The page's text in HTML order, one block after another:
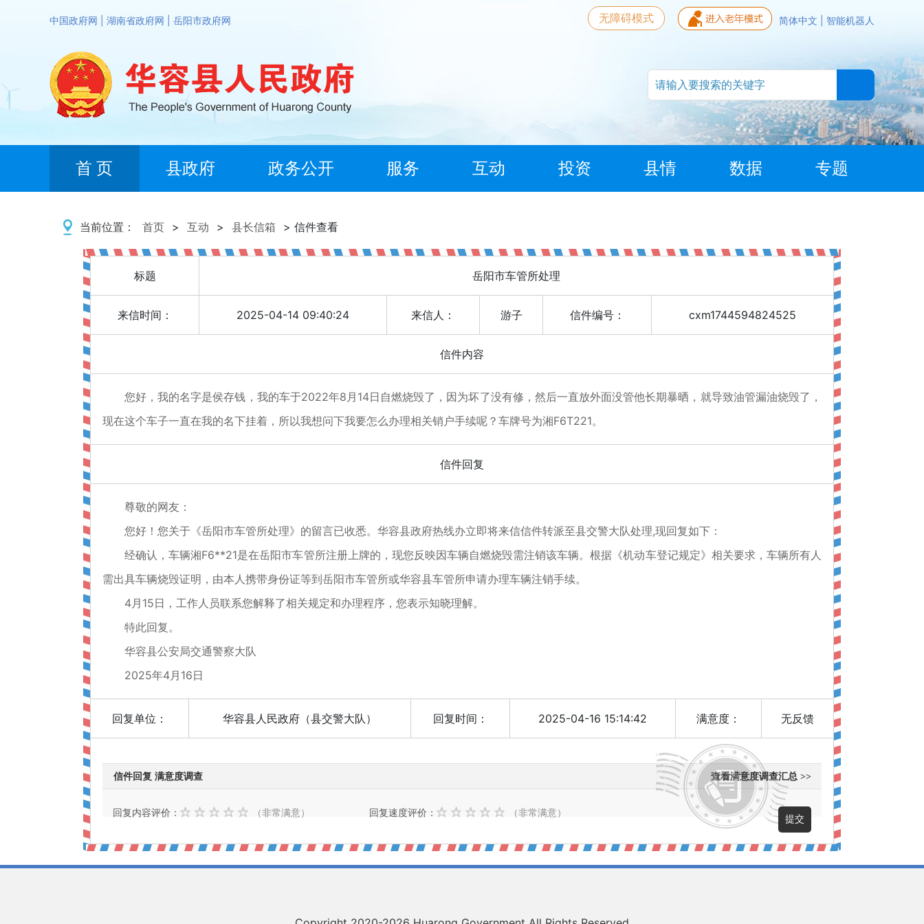
中国政府网 湖南省政府网 岳阳市政府网 简体中文 智能机器人
无障碍模式
首 页 县政府 政务公开 服务 互动 投资 县情 数据 专题
当前位置： 首页 > 互动 > 县长信箱 > 信件查看
标题 岳阳市车管所处理
来信时间： 2025-04-14 09:40:24 来信人： 游子 信件编号： cxm1744594824525
信件内容
您好，我的名字是侯存钱，我的车于2022年8月14日自燃烧毁了，因为坏了没有修，然后一直放外面没管他长期暴晒，就导致油管漏油烧毁了，
现在这个车子一直在我的名下挂着，所以我想问下我要怎么办理相关销户手续呢？车牌号为湘F6T221。
信件回复
尊敬的网友：
您好！您关于《岳阳市车管所处理》的留言已收悉。华容县政府热线办立即将来信信件转派至县交警大队处理,现回复如下：
经确认，车辆湘F6**21是在岳阳市车管所注册上牌的，现您反映因车辆自燃烧毁需注销该车辆。根据《机动车登记规定》相关要求，车辆所有人
需出具车辆烧毁证明，由本人携带身份证等到岳阳市车管所或华容县车管所申请办理车辆注销手续。
4月15日，工作人员联系您解释了相关规定和办理程序，您表示知晓理解。
特此回复。
华容县公安局交通警察大队
2025年4月16日
回复单位： 华容县人民政府（县交警大队） 回复时间： 2025-04-16 15:14:42 满意度： 无反馈
信件回复 满意度调查 查看满意度调查汇总 >>
回复内容评价： （非常满意） 回复速度评价： （非常满意）